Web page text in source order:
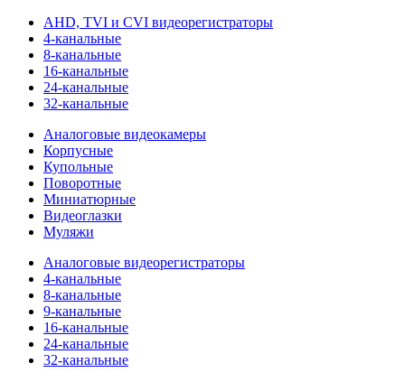
AHD, TVI и CVI видеорегистраторы
4-канальные
8-канальные
16-канальные
24-канальные
32-канальные
Аналоговые видеокамеры
Корпусные
Купольные
Поворотные
Миниатюрные
Видеоглазки
Муляжи
Аналоговые видеорегистраторы
4-канальные
8-канальные
9-канальные
16-канальные
24-канальные
32-канальные